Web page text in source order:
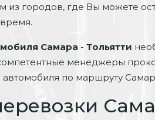
из городов, где Вы можете
Самара - Тольятти
менеджеры
по маршруту